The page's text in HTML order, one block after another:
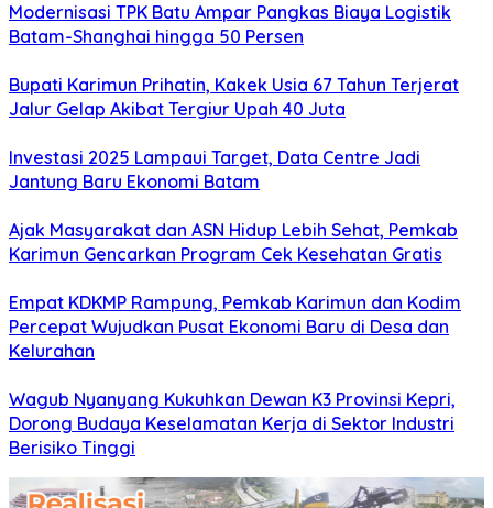
Modernisasi TPK Batu Ampar Pangkas Biaya Logistik
Batam-Shanghai hingga 50 Persen
Bupati Karimun Prihatin, Kakek Usia 67 Tahun Terjerat
Jalur Gelap Akibat Tergiur Upah 40 Juta
Investasi 2025 Lampaui Target, Data Centre Jadi
Jantung Baru Ekonomi Batam
Ajak Masyarakat dan ASN Hidup Lebih Sehat, Pemkab
Karimun Gencarkan Program Cek Kesehatan Gratis
Empat KDKMP Rampung, Pemkab Karimun dan Kodim
Percepat Wujudkan Pusat Ekonomi Baru di Desa dan
Kelurahan
Wagub Nyanyang Kukuhkan Dewan K3 Provinsi Kepri,
Dorong Budaya Keselamatan Kerja di Sektor Industri
Berisiko Tinggi